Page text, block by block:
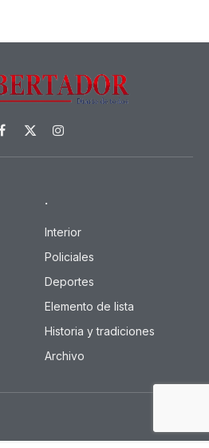
Facebook
X
(Twitter)
Instagram
.
Interior
Policiales
Deportes
Elemento de lista
Historia y tradiciones
Archivo